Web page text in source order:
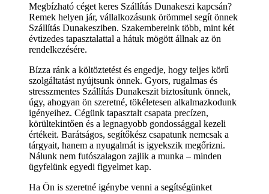
Megbízható céget keres Szállítás Dunakeszi kapcsán?
Remek helyen jár, vállalkozásunk örömmel segít önnek
Szállítás Dunakesziben. Szakembereink több, mint két
évtizedes tapasztalattal a hátuk mögött állnak az ön
rendelkezésére.
Bízza ránk a költöztetést és engedje, hogy teljes körű
szolgáltatást nyújtsunk önnek. Gyors, rugalmas és
stresszmentes Szállítás Dunakeszit biztosítunk önnek,
úgy, ahogyan ön szeretné, tökéletesen alkalmazkodunk
igényeihez. Cégünk tapasztalt csapata precízen,
körültekintően és a legnagyobb gondossággal kezeli
értékeit. Barátságos, segítőkész csapatunk nemcsak a
tárgyait, hanem a nyugalmát is igyekszik megőrizni.
Nálunk nem futószalagon zajlik a munka – minden
ügyfelünk egyedi figyelmet kap.
Ha Ön is szeretné igénybe venni a segítségünket